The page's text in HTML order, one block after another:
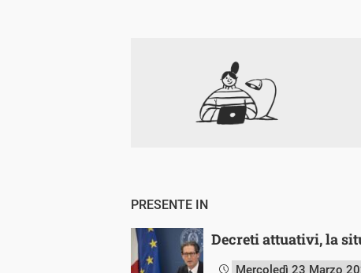
PRESENTE IN
Decreti attuativi, la
Mercoledì 23 Marzo